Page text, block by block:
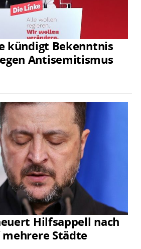
kündigt Bekenntnis
Antisemitismus
Hilfsappell nach
Städte